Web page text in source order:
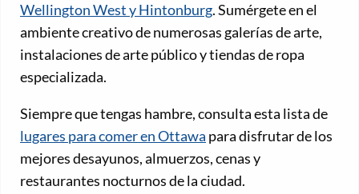
Wellington West y Hintonburg. Sumérgete en el
ambiente creativo de numerosas galerías de arte,
instalaciones de arte público y tiendas de ropa
especializada.
Siempre que tengas hambre, consulta esta lista de
lugares para comer en Ottawa para disfrutar de los
mejores desayunos, almuerzos, cenas y
restaurantes nocturnos de la ciudad.